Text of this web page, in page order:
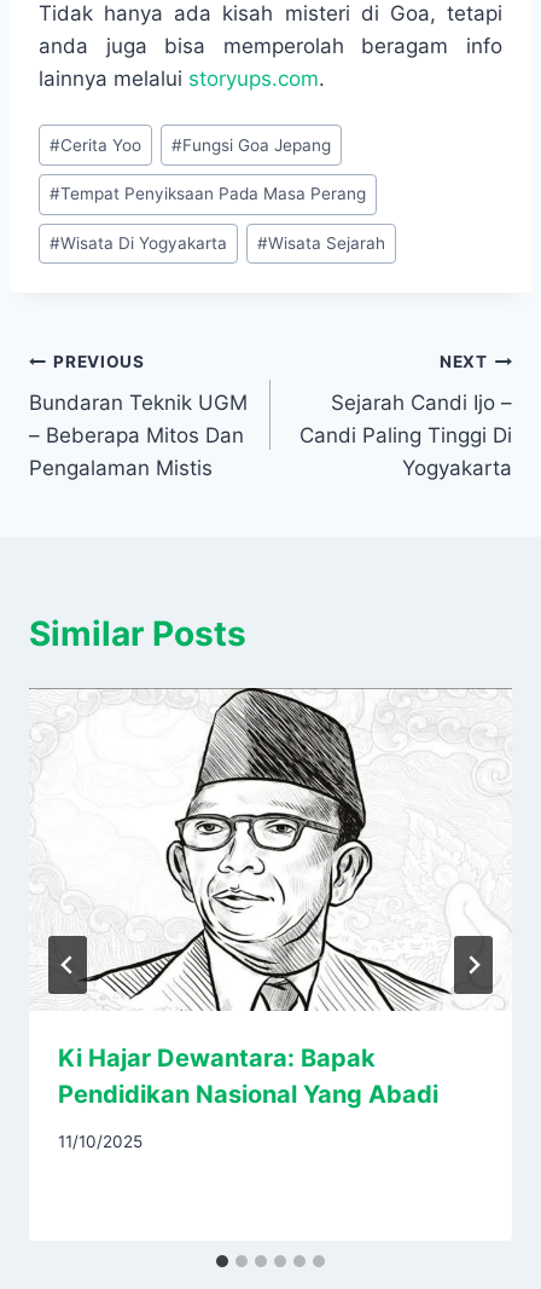
Tidak hanya ada kisah misteri di Goa, tetapi
anda juga bisa memperolah beragam info
lainnya melalui storyups.com.
Post
Tags:
#Cerita Yoo #Fungsi Goa Jepang
#Tempat Penyiksaan Pada Masa Perang
#Wisata Di Yogyakarta #Wisata Sejarah
Navigasi
pos
PREVIOUS
Bundaran Teknik UGM
– Beberapa Mitos Dan
Pengalaman Mistis
NEXT
Sejarah Candi Ijo –
Candi Paling Tinggi Di
Yogyakarta
Similar Posts
Ki Hajar Dewantara: Bapak
Pendidikan Nasional Yang Abadi
11/10/2025